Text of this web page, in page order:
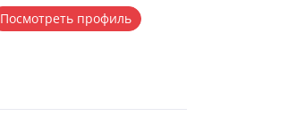
Посмотреть профиль